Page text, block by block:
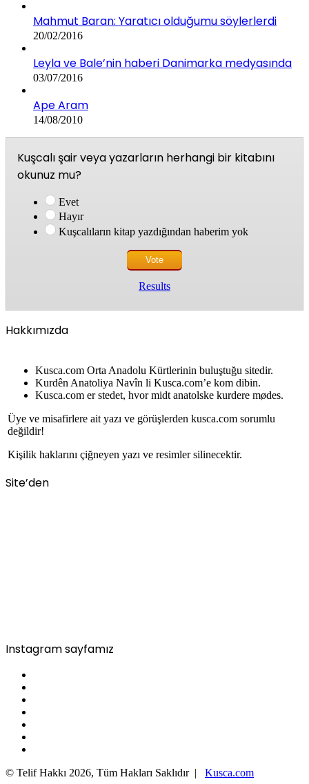
Mahmut Baran: Yaratıcı olduğumu söylerlerdi
20/02/2016
Leyla ve Bale’nin haberi Danimarka medyasında
03/07/2016
Ape Aram
14/08/2010
Kuşcalı şair veya yazarların herhangi bir kitabını
okunuz mu?
Evet
Hayır
Kuşcalıların kitap yazdığından haberim yok
Results
Hakkımızda
Kusca.com Orta Anadolu Kürtlerinin buluştuğu sitedir.
Kurdên Anatoliya Navîn li Kusca.com’e kom dibin.
Kusca.com er stedet, hvor midt anatolske kurdere mødes.
Üye ve misafirlere ait yazı ve görüşlerden kusca.com sorumlu
değildir!
Kişilik haklarını çiğneyen yazı ve resimler silinecektir.
Site’den
Instagram sayfamız
© Telif Hakkı 2026, Tüm Hakları Saklıdır | Kusca.com